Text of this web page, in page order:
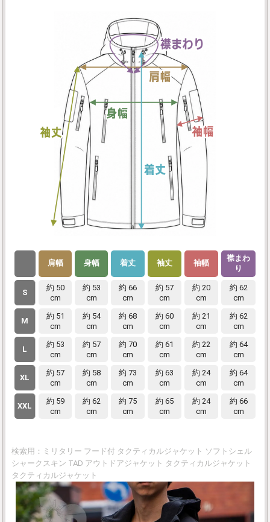
肩幅 身幅 着丈 袖丈 袖幅
襟まわ
り
S
約 50
cm
約 53
cm
約 66
cm
約 57
cm
約 20
cm
約 62
cm
M
約 51
cm
約 54
cm
約 68
cm
約 60
cm
約 21
cm
約 62
cm
L
約 53
cm
約 57
cm
約 70
cm
約 61
cm
約 22
cm
約 64
cm
XL
約 57
cm
約 58
cm
約 73
cm
約 63
cm
約 24
cm
約 64
cm
XXL
約 59
cm
約 62
cm
約 75
cm
約 65
cm
約 24
cm
約 66
cm
検索用：ミリタリー フード付 タクティカルジャケット ソフトシェル
シャークスキン TAD アウトドアジャケット タクティカルジャケット
タクティカルジャケット